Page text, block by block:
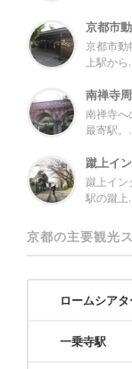
京都市
京都市動
上駅から
南禅寺
南禅寺へ
最寄駅。
蹴上イ
蹴上イン
駅の蹴上
京都の主要観光
ロームシア
一乗寺駅